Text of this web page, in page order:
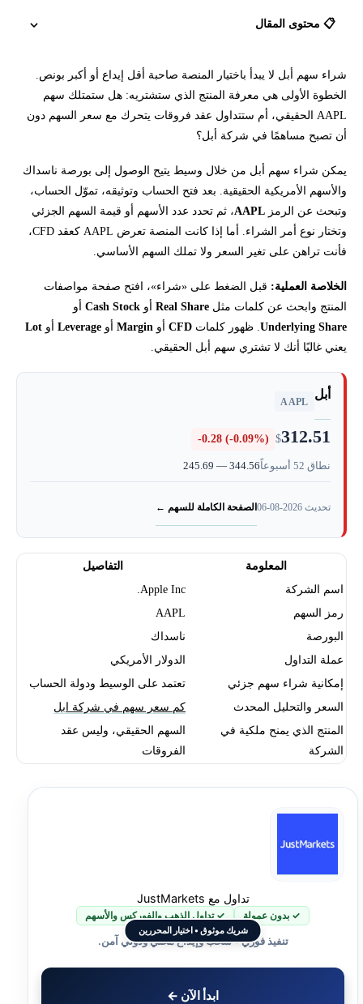
📋 محتوى المقال
هل يناسبك الاستثمار في سهم أبل؟
كيفية شراء أسهم في شركة أبل خطوة بخطوة
كم تحتاج لشراء سهم أبل؟
سهم أبل الحقيقي أم السهم الجزئي أم CFD أم ETF؟
شركات تتيح تداول AAPL أو الأسهم عبر منصاتها
كيف تتأكد أنك اشتريت سهم أبل الحقيقي؟
ماذا تقول أحدث نتائج أبل عن قوة الشركة؟
لماذا قد ينخفض سهم أبل رغم إعلان أرباح قوية؟
سيناريوهات توقعات سهم أبل
كم عدد أسهم شركة أبل؟
سعر سهم أبل بالجنيه المصري
هل سهم أبل حلال؟
هل تحتاج مساعدة في تداول سهم أبل؟
شراء سهم أبل لا يبدأ باختيار المنصة صاحبة أقل إيداع أو أكبر بونص.
الخطوة الأولى هي معرفة المنتج الذي ستشتريه: هل ستمتلك سهم
AAPL الحقيقي، أم ستتداول عقد فروقات يتحرك مع سعر السهم دون
أن تصبح مساهمًا في شركة أبل؟
يمكن شراء سهم أبل من خلال وسيط يتيح الوصول إلى بورصة ناسداك
والأسهم الأمريكية الحقيقية. بعد فتح الحساب وتوثيقه، تموّل الحساب،
وتبحث عن الرمز AAPL، ثم تحدد عدد الأسهم أو قيمة السهم الجزئي
وتختار نوع أمر الشراء. أما إذا كانت المنصة تعرض AAPL كعقد CFD،
فأنت تراهن على تغير السعر ولا تملك السهم الأساسي.
الخلاصة العملية: قبل الضغط على «شراء»، افتح صفحة مواصفات
المنتج وابحث عن كلمات مثل Real Share أو Cash Stock أو
Underlying Share . ظهور كلمات CFD أو Margin أو Leverage أو Lot
يعني غالبًا أنك لا تشتري سهم أبل الحقيقي.
أبل
AAPL
312.51
$
-0.28 (-0.09%)
نطاق 52 أسبوعاً 245.69 — 344.56
تحديث 2026-08-06 الصفحة الكاملة للسهم ←
المعلومة
التفاصيل
اسم الشركة
Apple Inc.
رمز السهم
AAPL
البورصة
ناسداك
عملة التداول
الدولار الأمريكي
إمكانية شراء سهم جزئي
تعتمد على الوسيط ودولة الحساب
السعر والتحليل المحدث
كم سعر سهم في شركة ابل
المنتج الذي يمنح ملكية في
الشركة
السهم الحقيقي، وليس عقد
الفروقات
شريك موثوق • اختيار المحررين
تداول مع JustMarkets
✓ بدون عمولة ✓ تداول الذهب والفوركس والأسهم
تنفيذ فوري • سحب وإيداع محلي ودولي آمن.
ابدأ الآن ←